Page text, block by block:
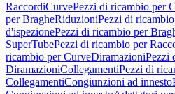
RaccordiCurvePezzi di ricambio per
per BragheRiduzioniPezzi di
d'ispezionePezzi di ricambio per
SuperTubePezzi di ricambio per
ricambio per CurveDiramazioniPezzi
DiramazioniCollegamentiPezzi di
CollegamentiCongiunzioni ad innesto